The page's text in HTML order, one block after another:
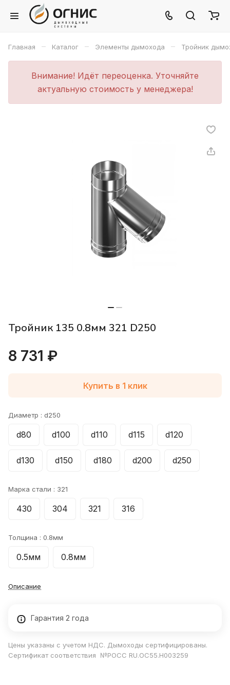
Главная – Каталог – Элементы дымохода – Тройник
Внимание! Идёт переоценка. Уточняйте
актуальную стоимость у менеджера!
Тройник 135 0.8мм 321 D250
8 731 ₽
Купить в 1 клик
Диаметр : d250
d80 d100 d110 d115 d120
d130 d150 d180 d200 d250
Марка стали : 321
430 304 321 316
Толщина : 0.8мм
0.5мм 0.8мм
Описание
Гарантия 2 года
Цены указаны с учетом НДС. Дымоходы сертифицированы.
Сертификат соответствия №РОСС RU.ОС55.Н003259